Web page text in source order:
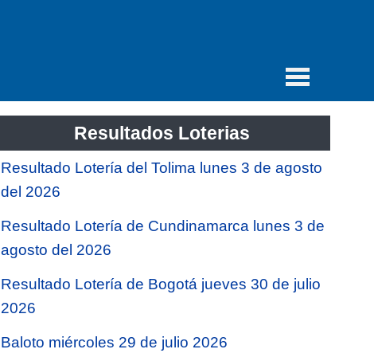
Resultados Loterias
Resultado Lotería del Tolima lunes 3 de agosto
del 2026
Resultado Lotería de Cundinamarca lunes 3 de
agosto del 2026
Resultado Lotería de Bogotá jueves 30 de julio
2026
Baloto miércoles 29 de julio 2026